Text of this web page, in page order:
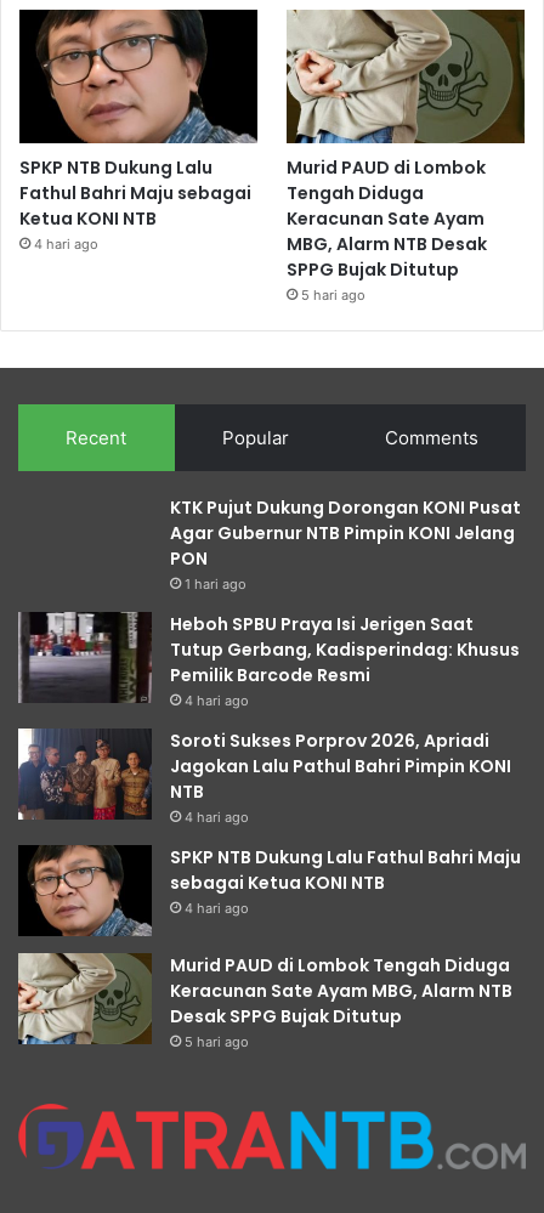
SPKP NTB Dukung Lalu
Fathul Bahri Maju sebagai
Ketua KONI NTB
4 hari ago
Murid PAUD di Lombok
Tengah Diduga
Keracunan Sate Ayam
MBG, Alarm NTB Desak
SPPG Bujak Ditutup
5 hari ago
Recent Popular Comments
KTK Pujut Dukung Dorongan KONI Pusat
Agar Gubernur NTB Pimpin KONI Jelang
PON
1 hari ago
Heboh SPBU Praya Isi Jerigen Saat
Tutup Gerbang, Kadisperindag: Khusus
Pemilik Barcode Resmi
4 hari ago
Soroti Sukses Porprov 2026, Apriadi
Jagokan Lalu Pathul Bahri Pimpin KONI
NTB
4 hari ago
SPKP NTB Dukung Lalu Fathul Bahri Maju
sebagai Ketua KONI NTB
4 hari ago
Murid PAUD di Lombok Tengah Diduga
Keracunan Sate Ayam MBG, Alarm NTB
Desak SPPG Bujak Ditutup
5 hari ago